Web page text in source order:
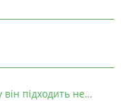
підходить не…